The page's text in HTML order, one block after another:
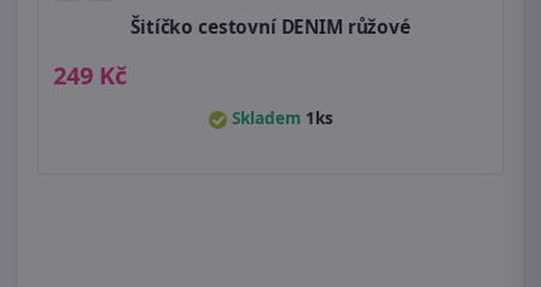
Šitíčko cestovní DENIM růžové
249 Kč
Skladem 1ks